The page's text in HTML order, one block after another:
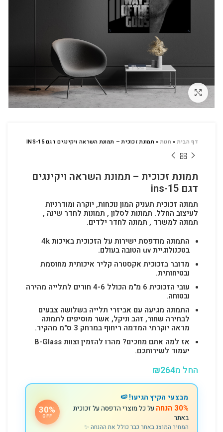
לחץ להגדלה
דף הבית» חנות»תמונת זכוכית – תמונת השראה ויקינגים דגם INS-15
תמונת זכוכית – תמונת השראה ויקינגים
דגם ins-15
תמונה זכוכית תעניק המון נוכחות, יוקרה ומודרניות
לעיצוב החלל. תמונות לסלון , תמונות לחדר שינה ,
תמונה למשרד , תמונה לחדר ילדים.
התמונה מודפסת ישירות על הזכוכית באיכות 4k
בטכנולוגיית uv הטובה בעולם.
מדובר בזכוכית אקסטרה קליר איכותית מחוסמת
ובטיחותית.
עובי הזכוכית 6 מ"מ הכולל 4-6 חורים לתלייה מהירה
ובטוחה.
התמונה מגיעה עם אביזרי תלייה בשלושה צבעים
לבחירה שחור, זהב וניקל, אשר מוסיפים לתמונה
מראה יוקרתי המדמה ריחוף במרחק 3 ס"מ מהקיר.
אז למה אתם מחכים? מהרו להזמין וצוות B-Glass
יעמוד לשירותכם.
החל מ ₪264
מבצעי הקיץ הגיעו! 🍉
30% הנחה
על כל מוצרי הדפסה על זכוכית
באתר
המחיר המוצג באתר כבר כולל את ההנחה ✨
30%
OFF